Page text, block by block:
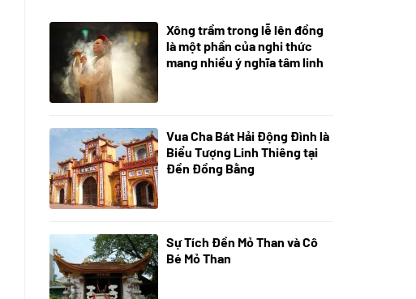
21/07/2024
Xông trầm trong lễ lên đồng
là một phần của nghi thức
mang nhiều ý nghĩa tâm linh
08/07/2024
Vua Cha Bát Hải Động Đình là
Biểu Tượng Linh Thiêng tại
Đền Đồng Bằng
08/07/2024
Sự Tích Đền Mỏ Than và Cô
Bé Mỏ Than